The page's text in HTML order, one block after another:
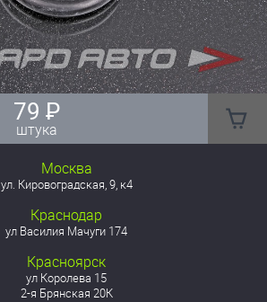
79 ₽
штука
Москва
ул. Кировоградская, 9, к4
Краснодар
ул Василия Мачуги 174
Красноярск
ул Королева 15
2-я Брянская 20К